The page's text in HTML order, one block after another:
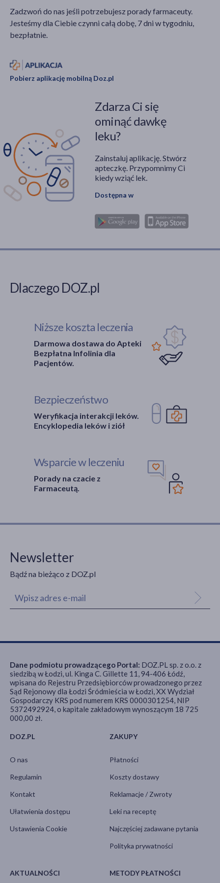
Zadzwoń do nas jeśli potrzebujesz porady farmaceuty.
Jesteśmy dla Ciebie czynni całą dobę, 7 dni w tygodniu,
bezpłatnie.
Pobierz aplikację mobilną Doz.pl
Zdarza Ci się
ominąć dawkę
leku?
Zainstaluj aplikację. Stwórz
apteczkę. Przypomnimy Ci
kiedy wziąć lek.
Dostępna w
Dlaczego DOZ.pl
Niższe koszta leczenia
Darmowa dostawa do Apteki
Bezpłatna Infolinia dla
Pacjentów.
Bezpieczeństwo
Weryfikacja interakcji leków.
Encyklopedia leków i ziół
Wsparcie w leczeniu
Porady na czacie z
Farmaceutą.
Newsletter
Bądź na bieżąco z DOZ.pl
DOZ.PL
O nas
Regulamin
Kontakt
Ułatwienia dostępu
Ustawienia Cookie
ZAKUPY
Płatności
Koszty dostawy
Reklamacje / Zwroty
Leki na receptę
Najczęściej zadawane pytania
Polityka prywatności
AKTUALNOŚCI METODY PŁATNOŚCI
Dane podmiotu prowadzącego Portal: DOZ.PL sp. z o.o. z
siedzibą w Łodzi, ul. Kinga C. Gillette 11, 94-406 Łódź,
wpisana do Rejestru Przedsiębiorców prowadzonego przez
Sąd Rejonowy dla Łodzi Śródmieścia w Łodzi, XX Wydział
Gospodarczy KRS pod numerem KRS 0000301254, NIP
5372492924, o kapitale zakładowym wynoszącym 18 725
000,00 zł.